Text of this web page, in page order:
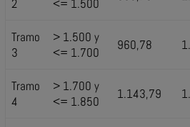
2
<= 1.500
Tramo
3
> 1.500 y
<= 1.700
960,78
Tramo
4
> 1.700 y
<= 1.850
1.143,79